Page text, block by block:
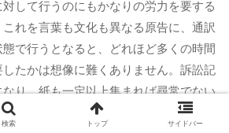
対して行うのにもかなりの労力を要する
これを言葉も文化も異なる原告に、通訳
態で行うとなると、どれほど多くの時間
したかは想像に難くありません。訴訟記
り、紙も一定以上集まれば尋常でない
なるものだとの名嶋弁護士のお話が印象
検索 トップ サイドバー